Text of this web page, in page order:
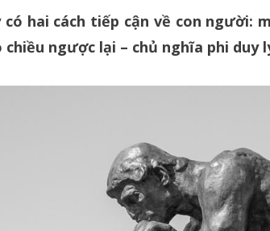
có hai cách tiếp cận về con người:
ngược lại – chủ nghĩa phi duy